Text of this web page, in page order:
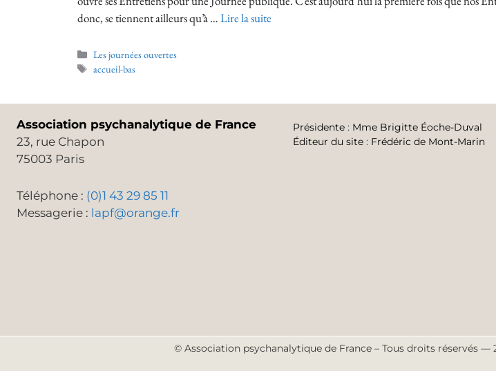
donc, se tiennent ailleurs qu’à …Lire la suite
Les journées ouvertes
accueil-bas
Association psychanalytique de France
23, rue Chapon
75003 Paris
Téléphone : (0)1 43 29 85 11
Messagerie : lapf@orange.fr
Présidente: Mme Brigitte Éoche-Duval
Éditeur du site: Frédéric de Mont-Marin
© Association psychanalytique de France – Tous droits réservés —